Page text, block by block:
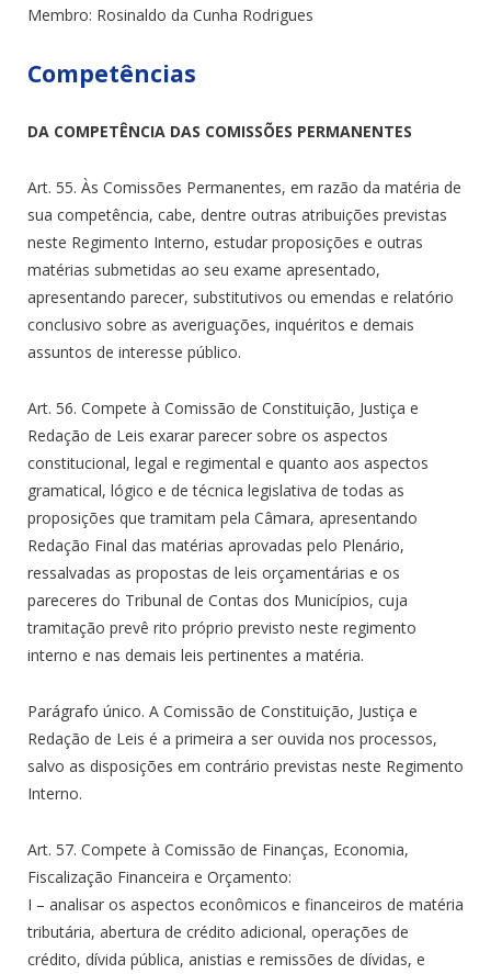
Membro: Rosinaldo da Cunha Rodrigues
Competências
DA COMPETÊNCIA DAS COMISSÕES PERMANENTES
Art. 55. Às Comissões Permanentes, em razão da matéria de
sua competência, cabe, dentre outras atribuições previstas
neste Regimento Interno, estudar proposições e outras
matérias submetidas ao seu exame apresentado,
apresentando parecer, substitutivos ou emendas e relatório
conclusivo sobre as averiguações, inquéritos e demais
assuntos de interesse público.
Art. 56. Compete à Comissão de Constituição, Justiça e
Redação de Leis exarar parecer sobre os aspectos
constitucional, legal e regimental e quanto aos aspectos
gramatical, lógico e de técnica legislativa de todas as
proposições que tramitam pela Câmara, apresentando
Redação Final das matérias aprovadas pelo Plenário,
ressalvadas as propostas de leis orçamentárias e os
pareceres do Tribunal de Contas dos Municípios, cuja
tramitação prevê rito próprio previsto neste regimento
interno e nas demais leis pertinentes a matéria.
Parágrafo único. A Comissão de Constituição, Justiça e
Redação de Leis é a primeira a ser ouvida nos processos,
salvo as disposições em contrário previstas neste Regimento
Interno.
Art. 57. Compete à Comissão de Finanças, Economia,
Fiscalização Financeira e Orçamento:
I – analisar os aspectos econômicos e financeiros de matéria
tributária, abertura de crédito adicional, operações de
crédito, dívida pública, anistias e remissões de dívidas, e